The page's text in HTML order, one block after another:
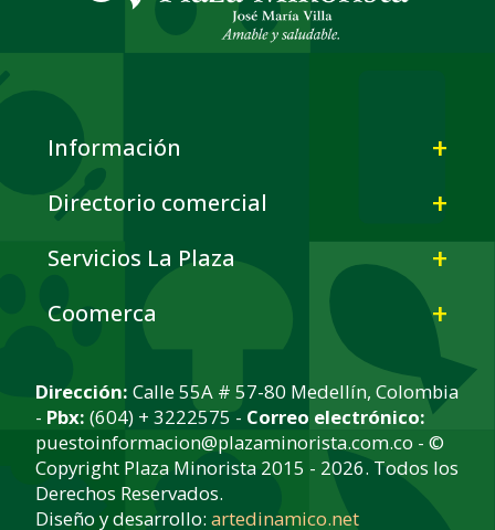
Información
Directorio comercial
Servicios La Plaza
Coomerca
Dirección: Calle 55A # 57-80 Medellín, Colombia
- Pbx: (604) + 3222575 - Correo electrónico:
puestoinformacion@plazaminorista.com.co - ©
Copyright Plaza Minorista 2015 - 2026. Todos los
Derechos Reservados.
Diseño y desarrollo:artedinamico.net